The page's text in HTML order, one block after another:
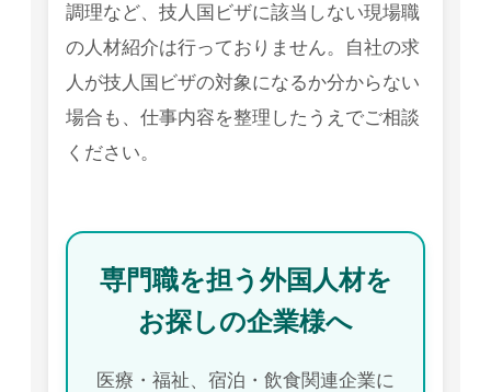
調理など、技人国ビザに該当しない現場職
の人材紹介は行っておりません。自社の求
人が技人国ビザの対象になるか分からない
場合も、仕事内容を整理したうえでご相談
ください。
専門職を担う外国人材を
お探しの企業様へ
医療・福祉、宿泊・飲食関連企業に